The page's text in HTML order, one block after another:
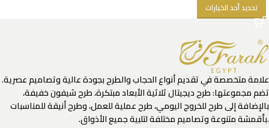
تحديد أحد الخيارات
علامة متخصصة في تقديم أنواع الحجاب والطرح بجودة عالية وتصاميم عصرية.
تضم مجموعتها: طرح ديجيتال ثلاثية الأبعاد مبتكرة، طرح شيفون خفيفة،
بالإضافة إلى طرح للخروج اليومي، طرح عملية للعمل، وطرح أنيقة للمناسبات
.بأقمشة متنوعة وتصاميم مختلفة لتلبية جميع الأذواق.